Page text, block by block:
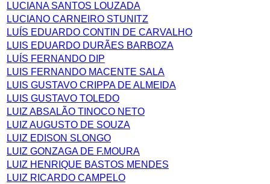
LUCIANA SANTOS LOUZADA
LUCIANO CARNEIRO STUNITZ
LUÍS EDUARDO CONTIN DE CARVALHO
LUIS EDUARDO DURÃES BARBOZA
LUÍS FERNANDO DIP
LUIS FERNANDO MACENTE SALA
LUIS GUSTAVO CRIPPA DE ALMEIDA
LUIS GUSTAVO TOLEDO
LUIZ ABSALÃO TINOCO NETO
LUIZ AUGUSTO DE SOUZA
LUIZ EDISON SLONGO
LUIZ GONZAGA DE F.MOURA
LUIZ HENRIQUE BASTOS MENDES
LUIZ RICARDO CAMPELO